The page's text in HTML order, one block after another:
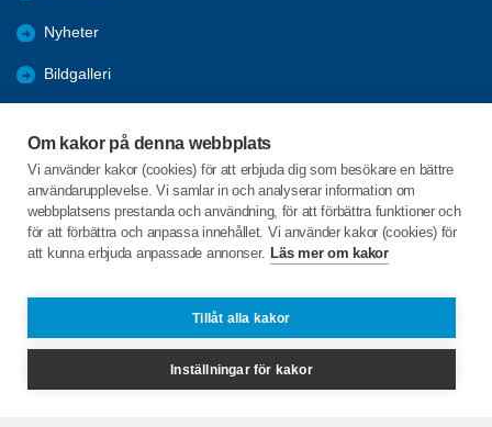
Om kakor på denna webbplats
Vi använder kakor (cookies) för att erbjuda dig som besökare en bättre
användarupplevelse. Vi samlar in och analyserar information om
webbplatsens prestanda och användning, för att förbättra funktioner och
för att förbättra och anpassa innehållet. Vi använder kakor (cookies) för
att kunna erbjuda anpassade annonser. Läs mer om kakor
Tillåt alla kakor
Inställningar för kakor
Nyheter
Bildgalleri
Studiecirklar & Konferenser
Tidigare aktiviteter
C/o:Kenth Ärletun